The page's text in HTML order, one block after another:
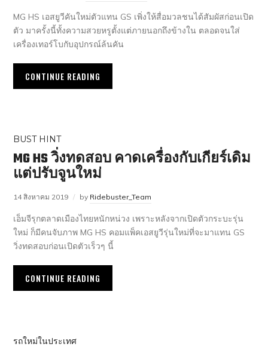
MG HS เอสยูวีคันใหม่ตัวแทน GS เพิ่งให้สื่อมวลชนได้สัมผัสก่อนเปิด
ตัว มาครั้งนี้ทั้งความสวยหรูตั้งแต่ภายนอกถึงข้างใน ตลอดจนใส่
เครื่องเทอร์โบกับอุปกรณ์ล้นคัน
CONTINUE READING
BUST HINT
MG HS วิ่งทดสอบ คาดเครื่องกับเกียร์เดิม
แต่ปรับจูนใหม่
14 สิงหาคม 2019 by Ridebuster_Team
เอ็มจีรุกตลาดเมืองไทยหนักหน่วง เพราะหลังจากเปิดตัวกระบะรุ่น
ใหม่ ก็มีคนจับภาพ MG HS คอมแพ็คเอสยูวีรุ่นใหม่ที่จะมาแทน GS
วิ่งทดสอบก่อนเปิดตัวเร็วๆ นี้
CONTINUE READING
รถใหม่ในประเทศ